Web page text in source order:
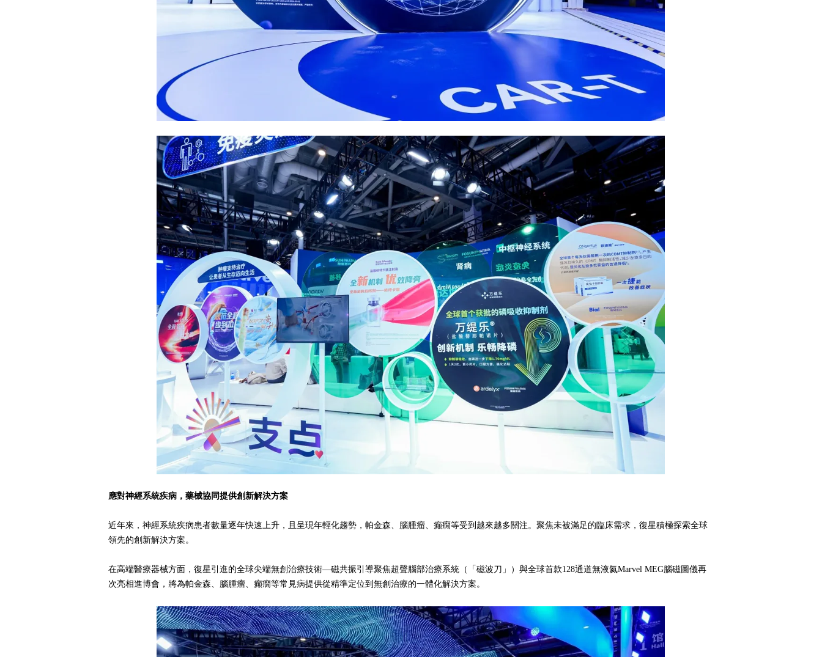
應對神經系統疾病，藥械協同提供創新解決方案
近年來，神經系統疾病患者數量逐年快速上升，且呈現年輕化趨勢，帕金森、腦腫瘤、癲癇等受到越來越多關注。聚焦未被滿足的臨床需求，復星積極探索全球
領先的創新解決方案。
在高端醫療器械方面，復星引進的全球尖端無創治療技術—磁共振引導聚焦超聲腦部治療系統（「磁波刀」）與全球首款128通道無液氦Marvel MEG腦磁圖儀再
次亮相進博會，將為帕金森、腦腫瘤、癲癇等常見病提供從精準定位到無創治療的一體化解決方案。